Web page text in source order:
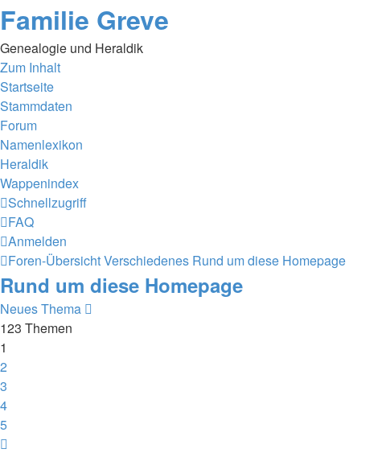
Familie Greve
Genealogie und Heraldik
Zum Inhalt
Startseite
Stammdaten
Forum
Namenlexikon
Heraldik
Wappenindex
Schnellzugriff
FAQ
Anmelden
Foren-ÜbersichtVerschiedenes Rund um diese Homepage
Rund um diese Homepage
Neues Thema
123 Themen
1
2
3
4
5